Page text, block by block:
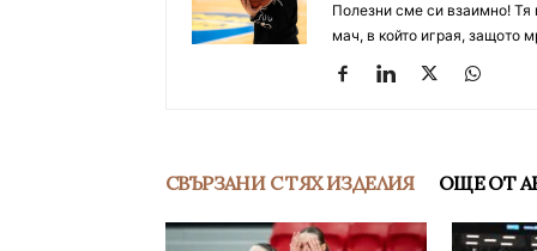
Полезни сме си взаимно! Тя
мач, в който играя, защото
СВЪРЗАНИ С ТЯХ ИЗДЕЛИЯ ОЩЕ ОТ